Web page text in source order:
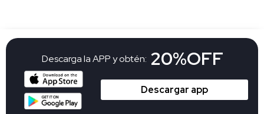
Descarga la APP y obtén: 20%OFF
Descargar app